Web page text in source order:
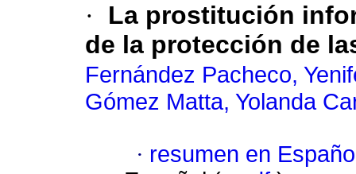
·
La prostitución
de la protección de
Fernández Pacheco,
Gómez Matta, Yolanda
· resumen en